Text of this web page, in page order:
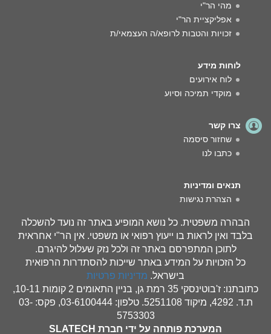
מהי הר"י
אפליקציית הר"י
זכויות והטבות לרופא/ה העצמאי/ת
לוחות מידע
לוח אירועים
מוקדי תמיכה וסיוע
צרו קשר
שחזור סיסמה
כתבו לנו
תנאים ומדיניות
הצהרת נגישות
הבהרה משפטית. כל נושא המופיע באתר זה נועד להשכלה
בלבד ואין לראות בו ייעוץ רפואי או משפטי. אין הר"י אחראית
לתוכן המתפרסם באתר זה ולכל נזק שעלול להיגרם.
כל הזכויות על המידע באתר שייכות להסתדרות הרפואית
בישראל. מדיניות פרטיות
כתובתנו: ז'בוטינסקי 35 רמת גן, בניין התאומים 2 קומות 10-11,
ת.ד. 4292, מיקוד 5251108. טלפון: 03-6100444, פקס: 03-
5753303
המערכת פותחה על ידי חברת SLATECH